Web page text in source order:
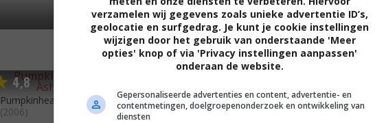
4,8
Pumpkinhead: Ashes to Ashes
(2006)
The Fall (2006) One Point O
verzamelen wij gegevens zoals unieke advertentie ID’s,
geolocatie en surfgedrag. Je kunt je cookie instellingen
wijzigen door het gebruik van onderstaande 'Meer
opties' knop of via 'Privacy instellingen aanpassen'
onderaan de website.
Gepersonaliseerde advertenties en content, advertentie- en
contentmetingen, doelgroepenonderzoek en ontwikkeling van
diensten